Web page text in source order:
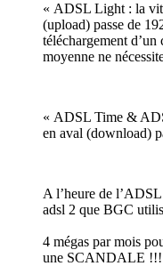
« ADSL Light : la
(upload) passe de
téléchargement
moyenne ne
« ADSL Time &
en aval (download)
A l’heure de
adsl 2 que BGC
4 mégas par mois
une SCANDALE